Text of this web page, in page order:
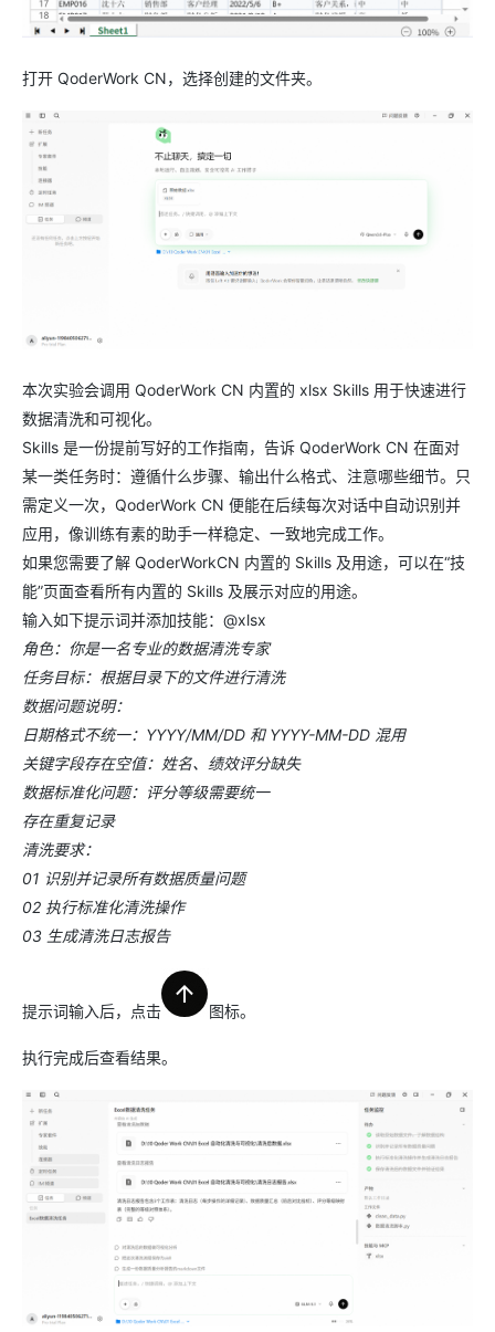
打开 QoderWork CN，选择创建的文件夹。
本次实验会调用 QoderWork CN 内置的 xlsx Skills 用于快速进行
数据清洗和可视化。
Skills 是一份提前写好的工作指南，告诉 QoderWork CN 在面对
某一类任务时：遵循什么步骤、输出什么格式、注意哪些细节。只
需定义一次，QoderWork CN 便能在后续每次对话中自动识别并
应用，像训练有素的助手一样稳定、一致地完成工作。
如果您需要了解 QoderWorkCN 内置的 Skills 及用途，可以在“技
能”页面查看所有内置的 Skills 及展示对应的用途。
输入如下提示词并添加技能：@xlsx
角色：你是一名专业的数据清洗专家
任务目标：根据目录下的文件进行清洗
数据问题说明：
日期格式不统一：YYYY/MM/DD 和 YYYY-MM-DD 混用
关键字段存在空值：姓名、绩效评分缺失
数据标准化问题：评分等级需要统一
存在重复记录
清洗要求：
01 识别并记录所有数据质量问题
02 执行标准化清洗操作
03 生成清洗日志报告
提示词输入后，点击 图标。
执行完成后查看结果。